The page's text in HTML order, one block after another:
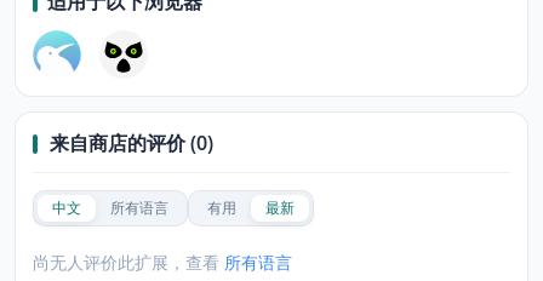
来自商店的评价 (0)
中文 所有语言 有用 最新
尚无人评价此扩展，查看 所有语言